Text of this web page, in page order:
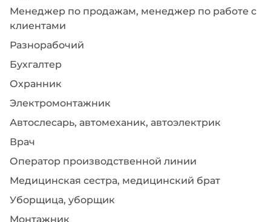
Менеджер по продажам, менеджер по работе с
клиентами
Разнорабочий
Бухгалтер
Охранник
Электромонтажник
Автослесарь, автомеханик, автоэлектрик
Врач
Оператор производственной линии
Медицинская сестра, медицинский брат
Уборщица, уборщик
Монтажник